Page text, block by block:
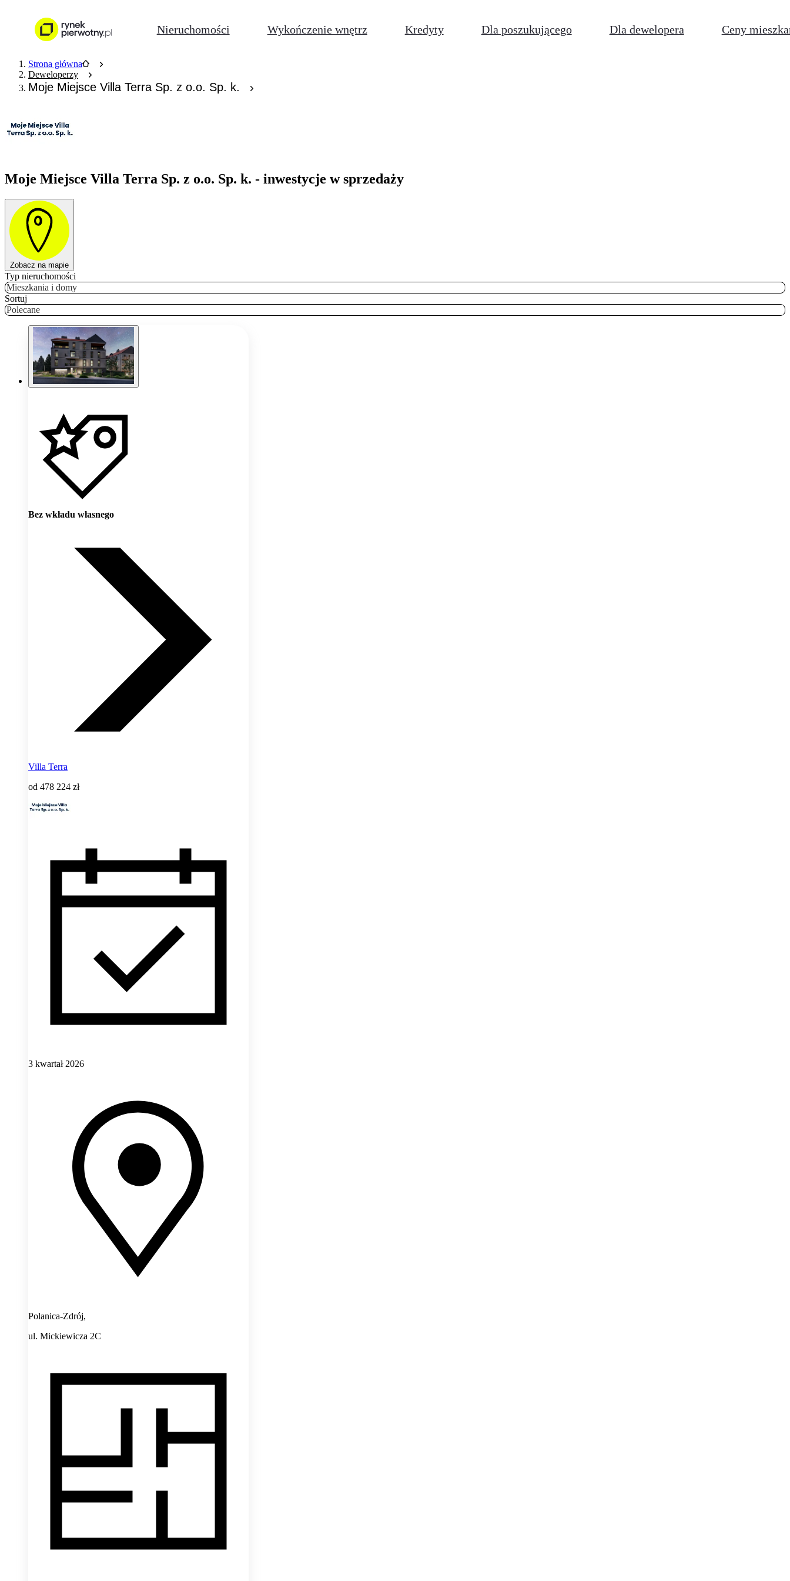
Nieruchomości Wykończenie wnętrz Kredyty Dla poszukującego Dla dewelopera Ceny
Strona główna
Deweloperzy
Moje Miejsce Villa Terra Sp. z o.o. Sp. k.
Moje Miejsce Villa Terra Sp. z o.o. Sp. k. - inwestycje w sprzedaży
Zobacz na mapie
Typ nieruchomości
Mieszkania i domy
Sortuj
Polecane
Bez wkładu własnego
Villa Terra
od 478 224 zł
3 kwartał 2026
Polanica-Zdrój,
ul. Mickiewicza 2C